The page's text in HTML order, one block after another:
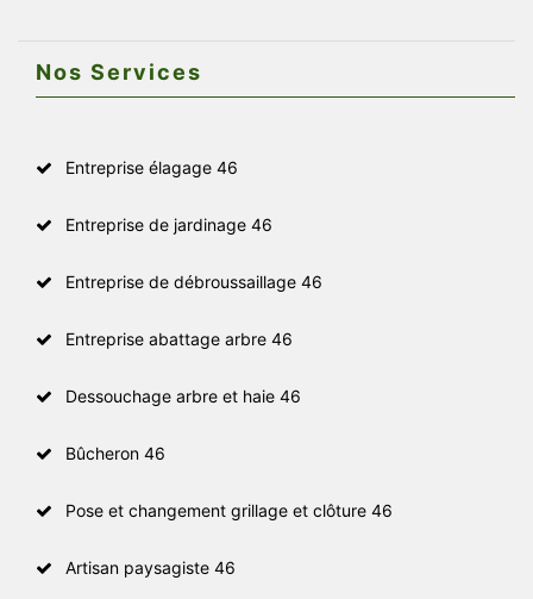
Nos Services
Entreprise élagage 46
Entreprise de jardinage 46
Entreprise de débroussaillage 46
Entreprise abattage arbre 46
Dessouchage arbre et haie 46
Bûcheron 46
Pose et changement grillage et clôture 46
Artisan paysagiste 46